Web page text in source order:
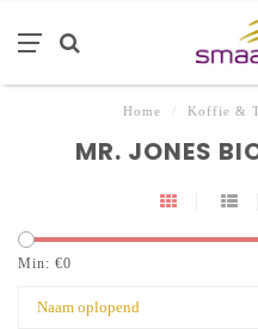
Home Koffie &
MR. JONES
Min: €0